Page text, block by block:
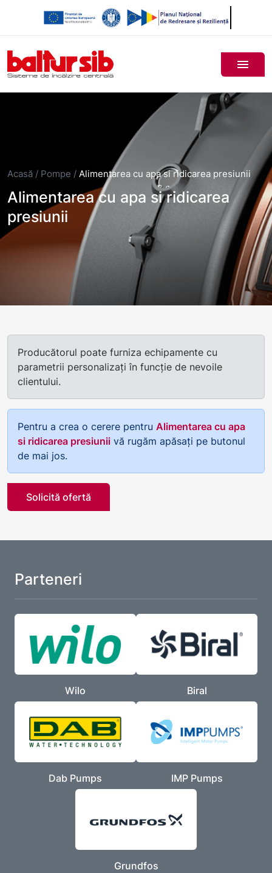
Acasă / Pompe / Alimentarea cu apa si ridicarea presiunii
Alimentarea cu apa si ridicarea
presiunii
Producătorul poate furniza echipamente cu
parametrii personalizați în funcție de nevoile
clientului.
Pentru a crea o cerere pentru Alimentarea cu apa
si ridicarea presiunii vă rugăm apăsați pe butonul
de mai jos.
Solicită ofertă
Parteneri
Wilo Biral
Dab Pumps IMP Pumps
Grundfos